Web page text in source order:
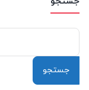
برای: